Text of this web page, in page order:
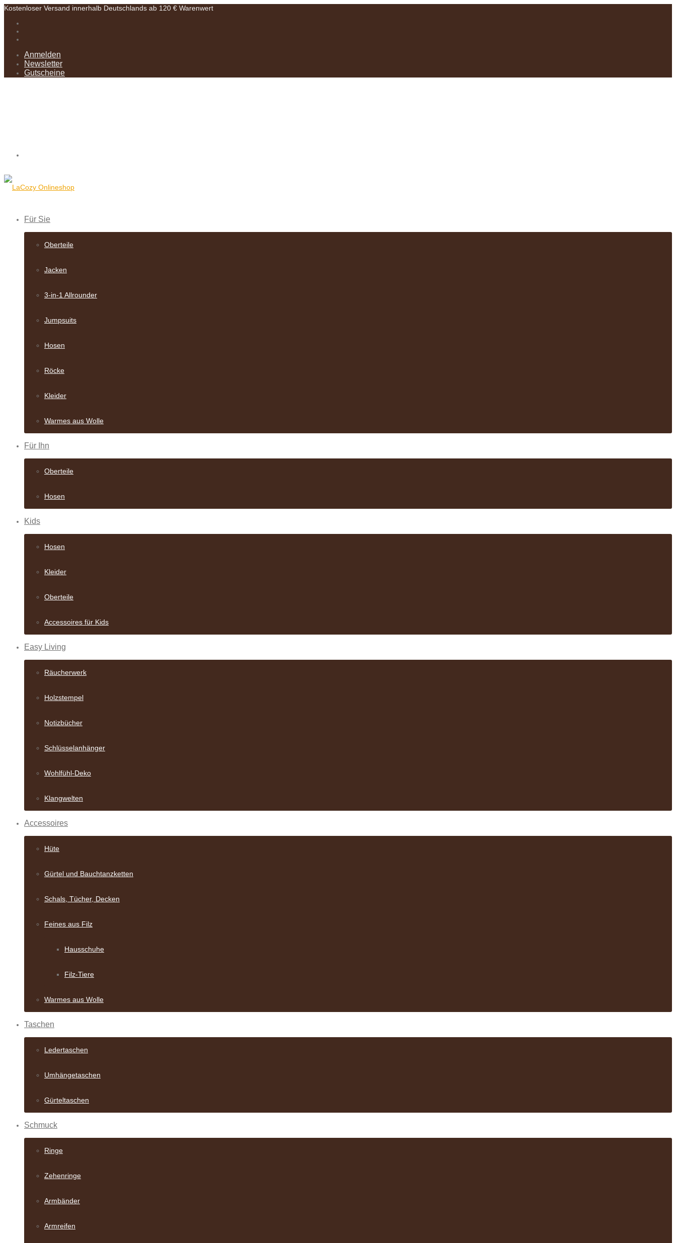
Kostenloser Versand innerhalb Deutschlands ab 120 € Warenwert
Anmelden
Newsletter
Gutscheine
Für Sie
Oberteile
Jacken
3-in-1 Allrounder
Jumpsuits
Hosen
Röcke
Kleider
Warmes aus Wolle
Für Ihn
Oberteile
Hosen
Kids
Hosen
Kleider
Oberteile
Accessoires für Kids
Easy Living
Räucherwerk
Holzstempel
Notizbücher
Schlüsselanhänger
Wohlfühl-Deko
Klangwelten
Accessoires
Hüte
Gürtel und Bauch­tanzketten
Schals, Tücher, Decken
Feines aus Filz
Hausschuhe
Filz-Tiere
Warmes aus Wolle
Taschen
Ledertaschen
Umhängetaschen
Gürteltaschen
Schmuck
Ringe
Zehenringe
Armbänder
Armreifen